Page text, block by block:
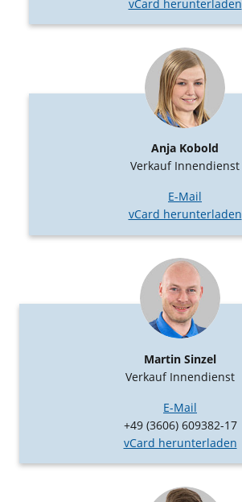
vCard herunterladen
Anja Kobold
Verkauf Innendienst
E-Mail
vCard herunterladen
Martin Sinzel
Verkauf Innendienst
E-Mail
+49 (3606) 609382-17
vCard herunterladen